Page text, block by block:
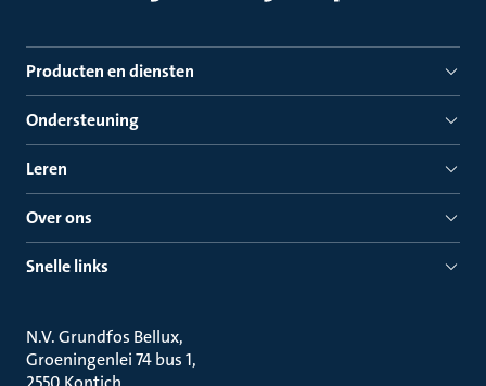
Producten en diensten
Ondersteuning
Leren
Over ons
Snelle links
N.V. Grundfos Bellux
Groeningenlei 74 bus 1